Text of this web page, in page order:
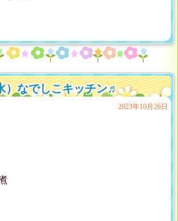
）なでしこキッチン♬
2023年10月26日